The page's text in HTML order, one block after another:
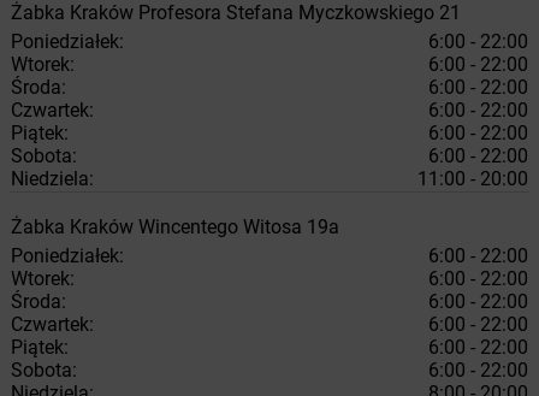
Żabka Kraków Profesora Stefana Myczkowskiego 21
Poniedziałek:
6:00 - 22:00
Wtorek:
6:00 - 22:00
Środa:
6:00 - 22:00
Czwartek:
6:00 - 22:00
Piątek:
6:00 - 22:00
Sobota:
6:00 - 22:00
Niedziela:
11:00 - 20:00
Żabka Kraków Wincentego Witosa 19a
Poniedziałek:
6:00 - 22:00
Wtorek:
6:00 - 22:00
Środa:
6:00 - 22:00
Czwartek:
6:00 - 22:00
Piątek:
6:00 - 22:00
Sobota:
6:00 - 22:00